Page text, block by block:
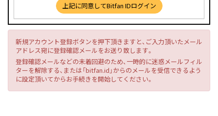
上記に同意してBitfan IDログイン
新規アカウント登録ボタンを押下頂きますと、ご入力頂いたメール
アドレス宛に登録確認メールをお送り致します。
登録確認メールなどの未着回避のため、一時的に迷惑メールフィル
ターを解除する、または「bitfan.id」からのメールを受信できるよう
に設定頂いてからお手続きを開始してください。